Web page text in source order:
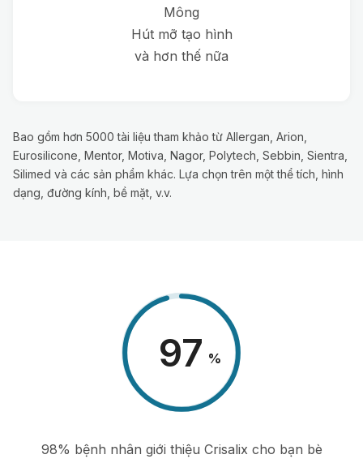
Mông
Hút mỡ tạo hình
và hơn thế nữa
Bao gồm hơn 5000 tài liệu tham khảo từ Allergan, Arion,
Eurosilicone, Mentor, Motiva, Nagor, Polytech, Sebbin, Sientra,
Silimed và các sản phẩm khác. Lựa chọn trên một thể tích, hình
dạng, đường kính, bề mặt, v.v.
98 %
98% bệnh nhân giới thiệu Crisalix cho bạn bè